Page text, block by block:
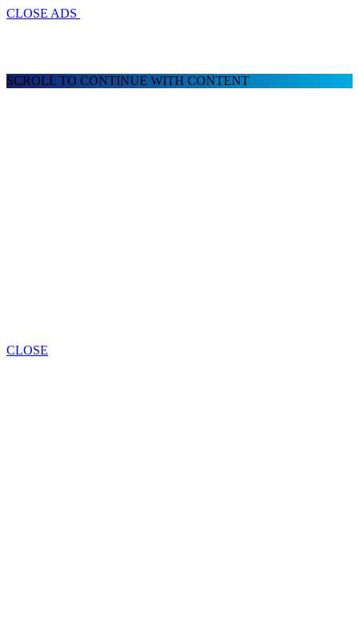
CLOSE ADS
SCROLL TO CONTINUE WITH CONTENT
CLOSE